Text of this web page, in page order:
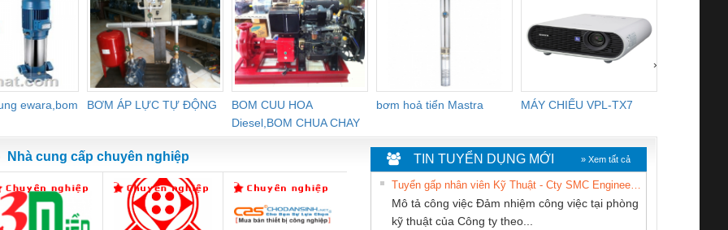
ewara,bom
BƠM ÁP LỰC TỰ ĐỘNG
BOM CUU HOA
Diesel,BOM CHUA CHAY
bơm hoả tiển Mastra MÁY CHIẾU VPL-TX7
›
Nhà cung cấp chuyên nghiệp TIN TUYỂN DỤNG MỚI » Xem tất cả
Mô tả công việc Đảm nhiệm công việc tại phòng
kỹ thuật của Công ty theo...